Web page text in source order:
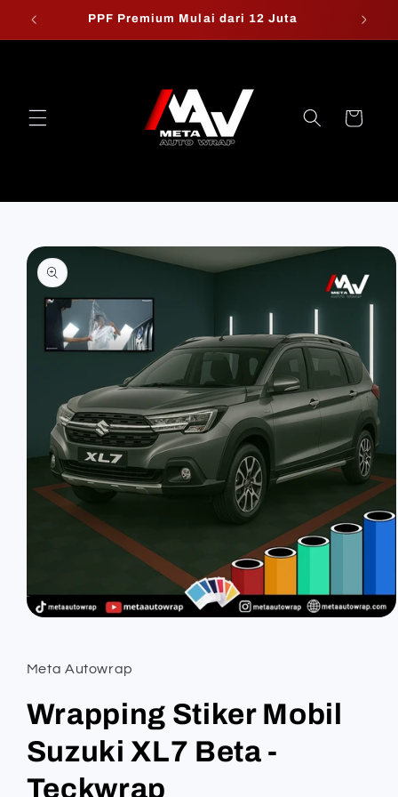
Skip to
PPF Premium Mulai dari 12 Juta
Cart
Skip to
product
information
in
modal
Meta Autowrap
Wrapping Stiker Mobil
Suzuki XL7 Beta -
Teckwrap